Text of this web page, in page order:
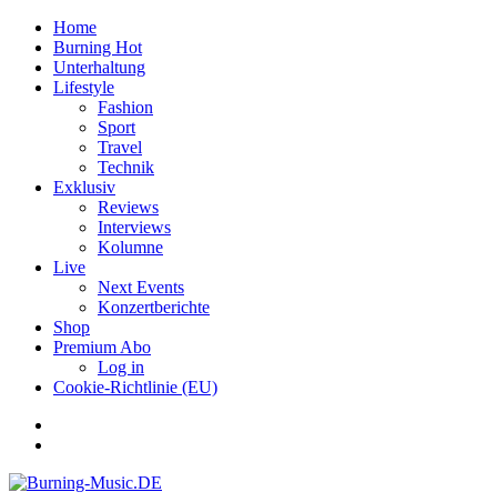
Home
Burning Hot
Unterhaltung
Lifestyle
Fashion
Sport
Travel
Technik
Exklusiv
Reviews
Interviews
Kolumne
Live
Next Events
Konzertberichte
Shop
Premium Abo
Log in
Cookie-Richtlinie (EU)